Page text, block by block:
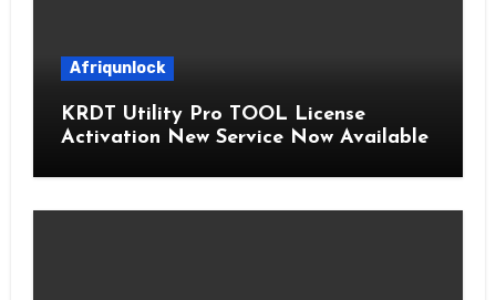
Afriqunlock
KRDT Utility Pro TOOL License
Activation New Service Now Available